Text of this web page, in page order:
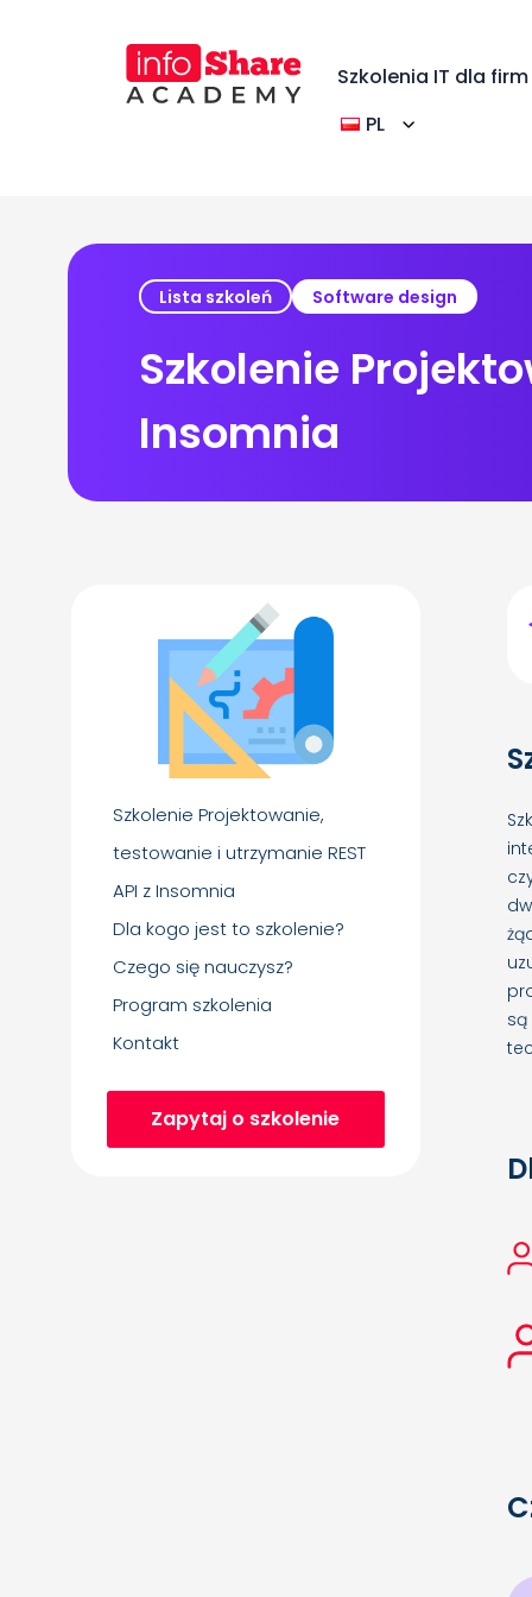
Szkolenia IT dla firm
PL
Lista szkoleń Software design
Szkolenie
Insomnia
Szkolenie Projektowanie,
testowanie i utrzymanie REST
API z Insomnia
Dla kogo jest to szkolenie?
Czego się nauczysz?
Program szkolenia
Kontakt
Zapytaj o szkolenie